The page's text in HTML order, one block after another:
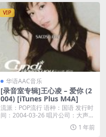
VIP
华语AAC音乐
[录音室专辑]王心凌 – 爱你 (2
004) [iTunes Plus M4A]
流派：POP流行 语种：国语 发行时
间：2004-03-26 唱片公司：大声好
1 年前